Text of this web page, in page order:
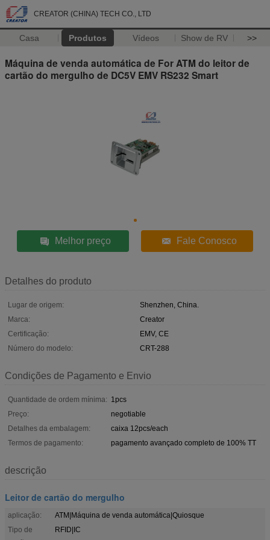
CREATOR (CHINA) TECH CO., LTD
Casa Produtos Vídeos Show de RV >>
Máquina de venda automática de For ATM do leitor de
cartão do mergulho de DC5V EMV RS232 Smart
Melhor preço Fale Conosco
Detalhes do produto
Lugar de origem:
Shenzhen, China.
Marca:
Creator
Certificação:
EMV, CE
Número do modelo:
CRT-288
Condições de Pagamento e Envio
Quantidade de ordem mínima: 1pcs
Preço:
negotiable
Detalhes da embalagem:
caixa 12pcs/each
Termos de pagamento:
pagamento avançado completo de 100% TT
descrição
Leitor de cartão do mergulho
aplicação:
ATM|Máquina de venda automática|Quiosque
Tipo de
RFID|IC